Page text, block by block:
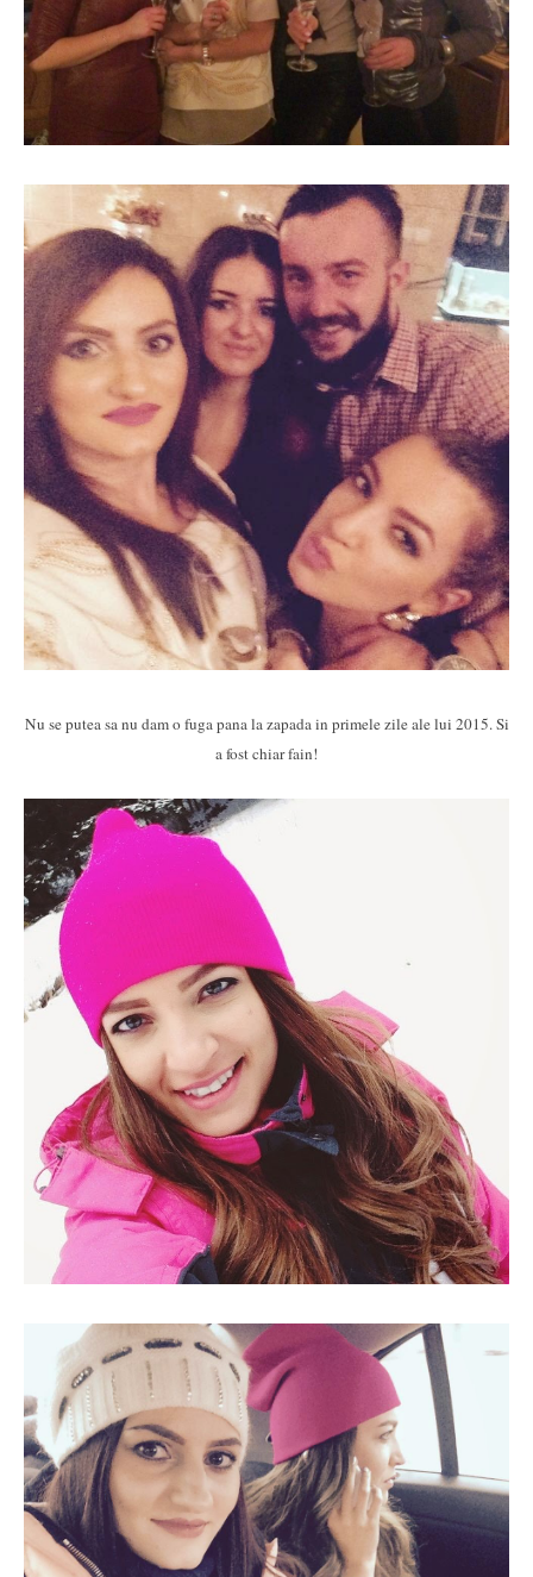
Nu se putea sa nu dam o fuga pana la zapada in primele zile ale lui 2015. Si
a fost chiar fain!